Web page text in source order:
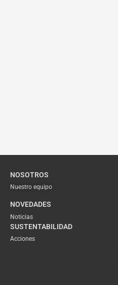
NOSOTROS
Nuestro equipo
NOVEDADES
Noticias
SUSTENTABILIDAD
Acciones